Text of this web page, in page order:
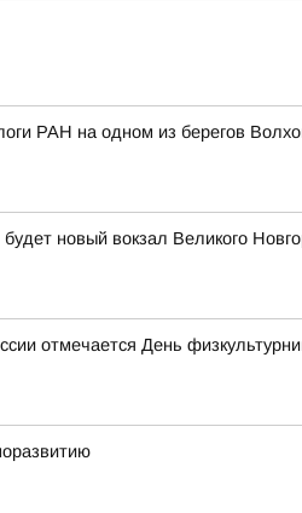
РАН на одном из берегов
новый вокзал Великого
отмечается День